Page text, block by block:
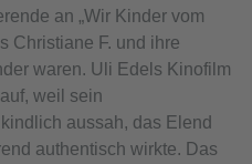
an „Wir Kinder vom
Christiane F. und ihre
waren. Uli Edels Kinofilm
weil sein
aussah, das Elend
authentisch wirkte. Das